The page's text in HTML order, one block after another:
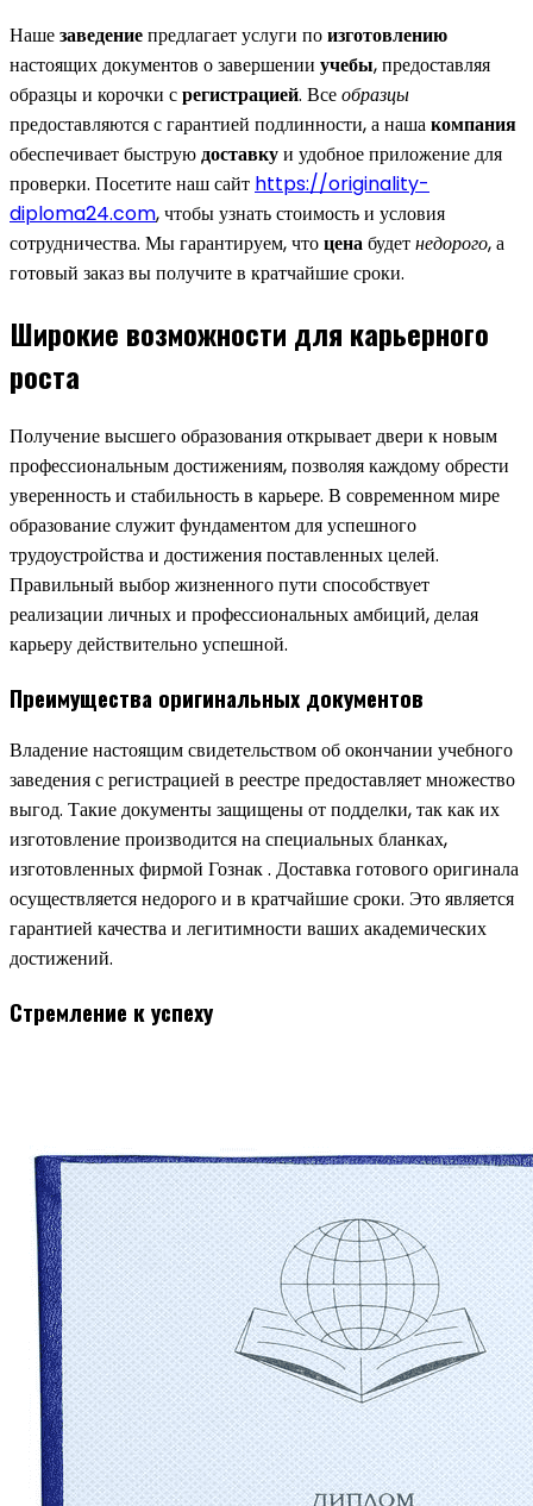
Нашезаведениепредлагает услуги поизготовлению
настоящих документов о завершении учебы, предоставляя
образцы и корочки срегистрацией. Всеобразцы
предоставляются с гарантией подлинности, а нашакомпания
обеспечивает быструюдоставкуи удобное приложение для
проверки. Посетите наш сайт https://originality-
diploma24.com, чтобы узнать стоимость и условия
сотрудничества. Мы гарантируем, чтоценабудетнедорого, а
готовый заказ вы получите в кратчайшие сроки.
Широкие возможности для карьерного
роста
Получение высшего образования открывает двери к новым
профессиональным достижениям, позволяя каждому обрести
уверенность и стабильность в карьере. В современном мире
образование служит фундаментом для успешного
трудоустройства и достижения поставленных целей.
Правильный выбор жизненного пути способствует
реализации личных и профессиональных амбиций, делая
карьеру действительно успешной.
Преимущества оригинальных документов
Владение настоящим свидетельством об окончании учебного
заведения с регистрацией в реестре предоставляет множество
выгод. Такие документы защищены от подделки, так как их
изготовление производится на специальных бланках,
изготовленных фирмой Гознак . Доставка готового оригинала
осуществляется недорого и в кратчайшие сроки. Это является
гарантией качества и легитимности ваших академических
достижений.
Стремление к успеху